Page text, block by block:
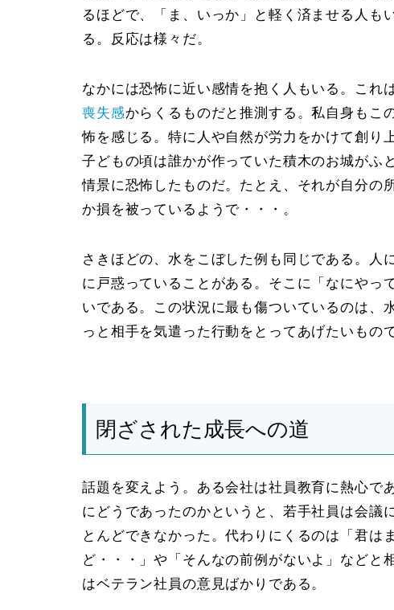
るほどで、「ま、いっか」と軽く済ませる人
る。
反応は様々 だ。
なかには恐怖に近い感情を抱く人もいる。こ
喪失感からくるものだと推測する。私自身もこ
怖を感じる。特に人や自然が労力をかけて創り
子どもの頃は誰かが作っていた積木のお城がふ
情景に恐怖したものだ。たとえ、それが自分の
か損を被っているようで・・・。
さきほどの、水をこぼした例も同じである。人
に戸惑っていることがある。そこに「なにやっ
いである。この状況に最も傷ついているのは、
っと相手を気遣った行動をとってあげたいもの
閉ざされた成長への道
話題を変えよう。ある会社は社員教育に熱心で
にどうであったのかというと、若手社員は会議
とんどできなかった。代わりにくるのは「 君は
ど・・・
」や「 そんなの前例がないよ 」などと
はベテラン社員の意見ばかりである。